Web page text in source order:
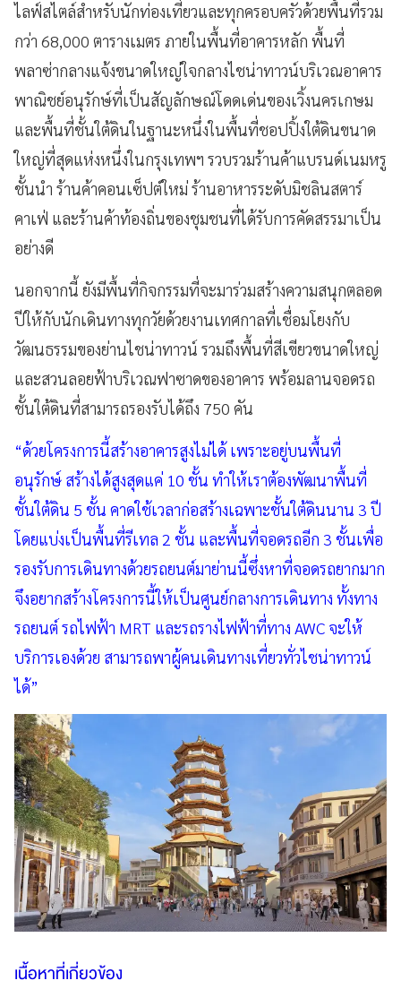
ไลฟ์สไตล์สำหรับนักท่องเที่ยวและทุกครอบครัวด้วยพื้นที่รวม
กว่า 68,000 ตารางเมตร ภายในพื้นที่อาคารหลัก พื้นที่
พลาซ่ากลางแจ้งขนาดใหญ่ใจกลางไชน่าทาวน์บริเวณอาคาร
พาณิชย์อนุรักษ์ที่เป็นสัญลักษณ์โดดเด่นของเวิ้งนครเกษม
และพื้นที่ชั้นใต้ดินในฐานะหนึ่งในพื้นที่ชอปปิ้งใต้ดินขนาด
ใหญ่ที่สุดแห่งหนึ่งในกรุงเทพฯ รวบรวมร้านค้าแบรนด์เนมหรู
ชั้นนำ ร้านค้าคอนเซ็ปต์ใหม่ ร้านอาหารระดับมิชลินสตาร์
คาเฟ่ และร้านค้าท้องถิ่นของชุมชนที่ได้รับการคัดสรรมาเป็น
อย่างดี
นอกจากนี้ ยังมีพื้นที่กิจกรรมที่จะมาร่วมสร้างความสนุกตลอด
ปีให้กับนักเดินทางทุกวัยด้วยงานเทศกาลที่เชื่อมโยงกับ
วัฒนธรรมของย่านไชน่าทาวน์ รวมถึงพื้นที่สีเขียวขนาดใหญ่
และสวนลอยฟ้าบริเวณฟาซาดของอาคาร พร้อมลานจอดรถ
ชั้นใต้ดินที่สามารถรองรับได้ถึง 750 คัน
“ด้วยโครงการนี้สร้างอาคารสูงไม่ได้ เพราะอยู่บนพื้นที่
อนุรักษ์ สร้างได้สูงสุดแค่ 10 ชั้น ทำให้เราต้องพัฒนาพื้นที่
ชั้นใต้ดิน 5 ชั้น คาดใช้เวลาก่อสร้างเฉพาะชั้นใต้ดินนาน 3 ปี
โดยแบ่งเป็นพื้นที่รีเทล 2 ชั้น และพื้นที่จอดรถอีก 3 ชั้นเพื่อ
รองรับการเดินทางด้วยรถยนต์มาย่านนี้ซึ่งหาที่จอดรถยากมาก
จึงอยากสร้างโครงการนี้ให้เป็นศูนย์กลางการเดินทาง ทั้งทาง
รถยนต์ รถไฟฟ้า MRT และรถรางไฟฟ้าที่ทาง AWC จะให้
บริการเองด้วย สามารถพาผู้คนเดินทางเที่ยวทั่วไชน่าทาวน์
ได้”
เนื้อหาที่เกี่ยวข้อง